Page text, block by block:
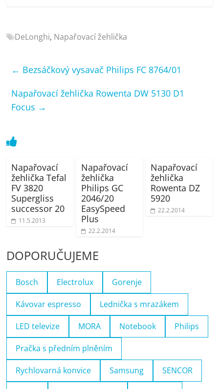
mobilní
bazény
DeLonghi, Napařovací žehlička
← Bezsáčkový vysavač Philips FC 8764/01
Napařovací žehlička Rowenta DW 5130 D1
Focus →
Napařovací
žehlička Tefal
FV 3820
Supergliss
successor 20
11.5.2013
Napařovací
žehlička
Philips GC
2046/20
EasySpeed
Plus
22.2.2014
Napařovací
žehlička
Rowenta DZ
5920
22.2.2014
DOPORUČUJEME
Bosch Electrolux Gorenje
Kávovar espresso Lednička s mrazákem
LED televize MORA Notebook Philips
Pračka s předním plněním
Rychlovarná konvice Samsung SENCOR